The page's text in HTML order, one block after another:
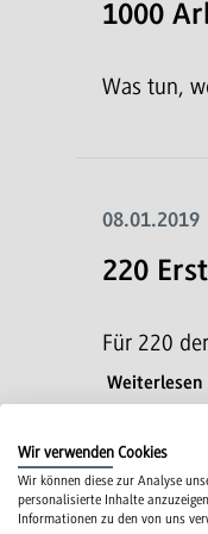
1000
Was tun,
08.01.2019
220
Für 220
Weiterlesen
13.08.2018
Wir verwenden Cookies
Wir können diese zur Analyse
personalisierte Inhalte
Informationen zu den von uns